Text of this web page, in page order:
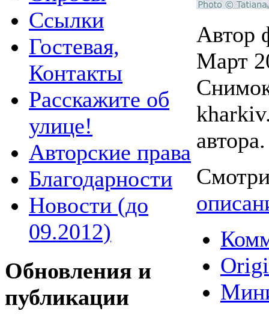
Ссылки
Гостевая,
Контакты
Расскажите об
улице!
Авторские права
Благодарности
Новости (до
09.2012)
Обновления и
публикации
Автор
Март
автора.